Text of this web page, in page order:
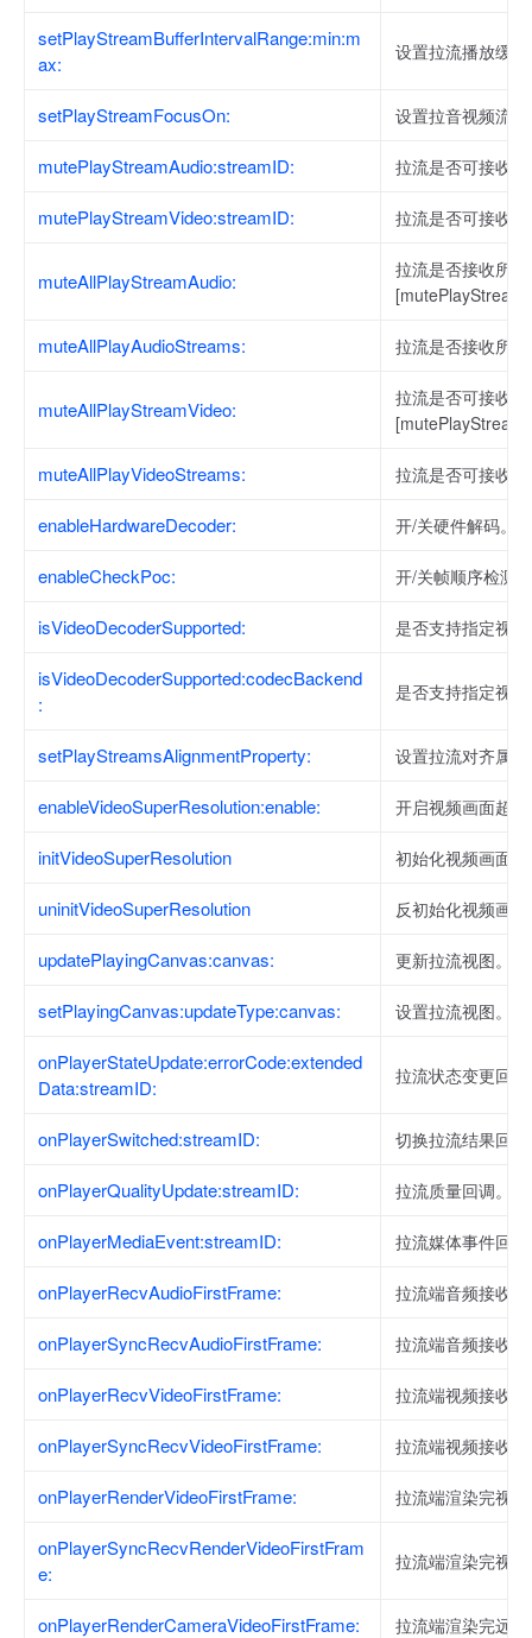
setPlayStreamBufferIntervalRange:min:m
ax:
设置拉流播放缓
setPlayStreamFocusOn: 设置拉音视频流
mutePlayStreamAudio:streamID: 拉流是否可接收
mutePlayStreamVideo:streamID: 拉流是否可接收
muteAllPlayStreamAudio:
拉流是否接收所
muteAllPlayAudioStreams: 拉流是否接收所
muteAllPlayStreamVideo:
拉流是否可接收
muteAllPlayVideoStreams: 拉流是否可接收
enableHardwareDecoder: 开/关硬件解码。
enableCheckPoc: 开/关帧顺序检测。
isVideoDecoderSupported: 是否支持指定视
isVideoDecoderSupported:codecBackend
:
是否支持指定视
setPlayStreamsAlignmentProperty: 设置拉流对齐属
enableVideoSuperResolution:enable: 开启视频画面超
initVideoSuperResolution 初始化视频画面
uninitVideoSuperResolution 反初始化视频画
updatePlayingCanvas:canvas: 更新拉流视图。
setPlayingCanvas:updateType:canvas: 设置拉流视图。
onPlayerStateUpdate:errorCode:extended
Data:streamID:
拉流状态变更回
onPlayerSwitched:streamID: 切换拉流结果回
onPlayerQualityUpdate:streamID: 拉流质量回调。
onPlayerMediaEvent:streamID: 拉流媒体事件回
onPlayerRecvAudioFirstFrame: 拉流端音频接收
onPlayerSyncRecvAudioFirstFrame: 拉流端音频接收
onPlayerRecvVideoFirstFrame: 拉流端视频接收
onPlayerSyncRecvVideoFirstFrame: 拉流端视频接收
onPlayerRenderVideoFirstFrame: 拉流端渲染完视
onPlayerSyncRecvRenderVideoFirstFram
e:
拉流端渲染完视
onPlayerRenderCameraVideoFirstFrame: 拉流端渲染完远